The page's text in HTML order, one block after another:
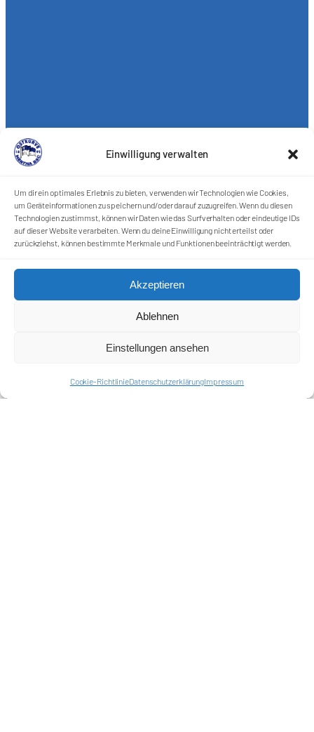
Einwilligung verwalten
Um dir ein optimales Erlebnis zu bieten, verwenden wir Technologien wie Cookies,
um Geräteinformationen zu speichern und/oder darauf zuzugreifen. Wenn du diesen
Technologien zustimmst, können wir Daten wie das Surfverhalten oder eindeutige IDs
auf dieser Website verarbeiten. Wenn du deine Einwilligung nicht erteilst oder
zurückziehst, können bestimmte Merkmale und Funktionen beeinträchtigt werden.
Akzeptieren
Ablehnen
Einstellungen ansehen
Cookie-RichtlinieDatenschutzerklärungImpressum
Förderkreis Ostkurve e.V.